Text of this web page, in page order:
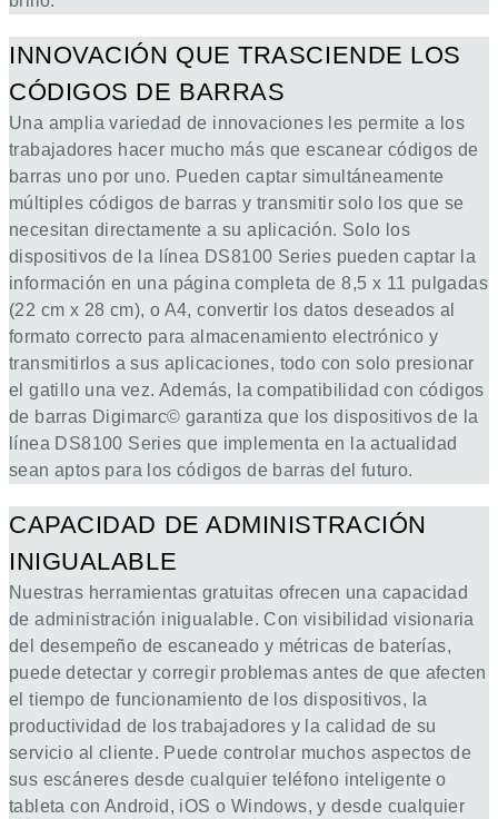
INNOVACIÓN QUE TRASCIENDE LOS
CÓDIGOS DE BARRAS
Una amplia variedad de innovaciones les permite a los
trabajadores hacer mucho más que escanear códigos de
barras uno por uno. Pueden captar simultáneamente
múltiples códigos de barras y transmitir solo los que se
necesitan directamente a su aplicación. Solo los
dispositivos de la línea DS8100 Series pueden captar la
información en una página completa de 8,5 x 11 pulgadas
(22 cm x 28 cm), o A4, convertir los datos deseados al
formato correcto para almacenamiento electrónico y
transmitirlos a sus aplicaciones, todo con solo presionar
el gatillo una vez. Además, la compatibilidad con códigos
de barras Digimarc© garantiza que los dispositivos de la
línea DS8100 Series que implementa en la actualidad
sean aptos para los códigos de barras del futuro.
CAPACIDAD DE ADMINISTRACIÓN
INIGUALABLE
Nuestras herramientas gratuitas ofrecen una capacidad
de administración inigualable. Con visibilidad visionaria
del desempeño de escaneado y métricas de baterías,
puede detectar y corregir problemas antes de que afecten
el tiempo de funcionamiento de los dispositivos, la
productividad de los trabajadores y la calidad de su
servicio al cliente. Puede controlar muchos aspectos de
sus escáneres desde cualquier teléfono inteligente o
tableta con Android, iOS o Windows, y desde cualquier